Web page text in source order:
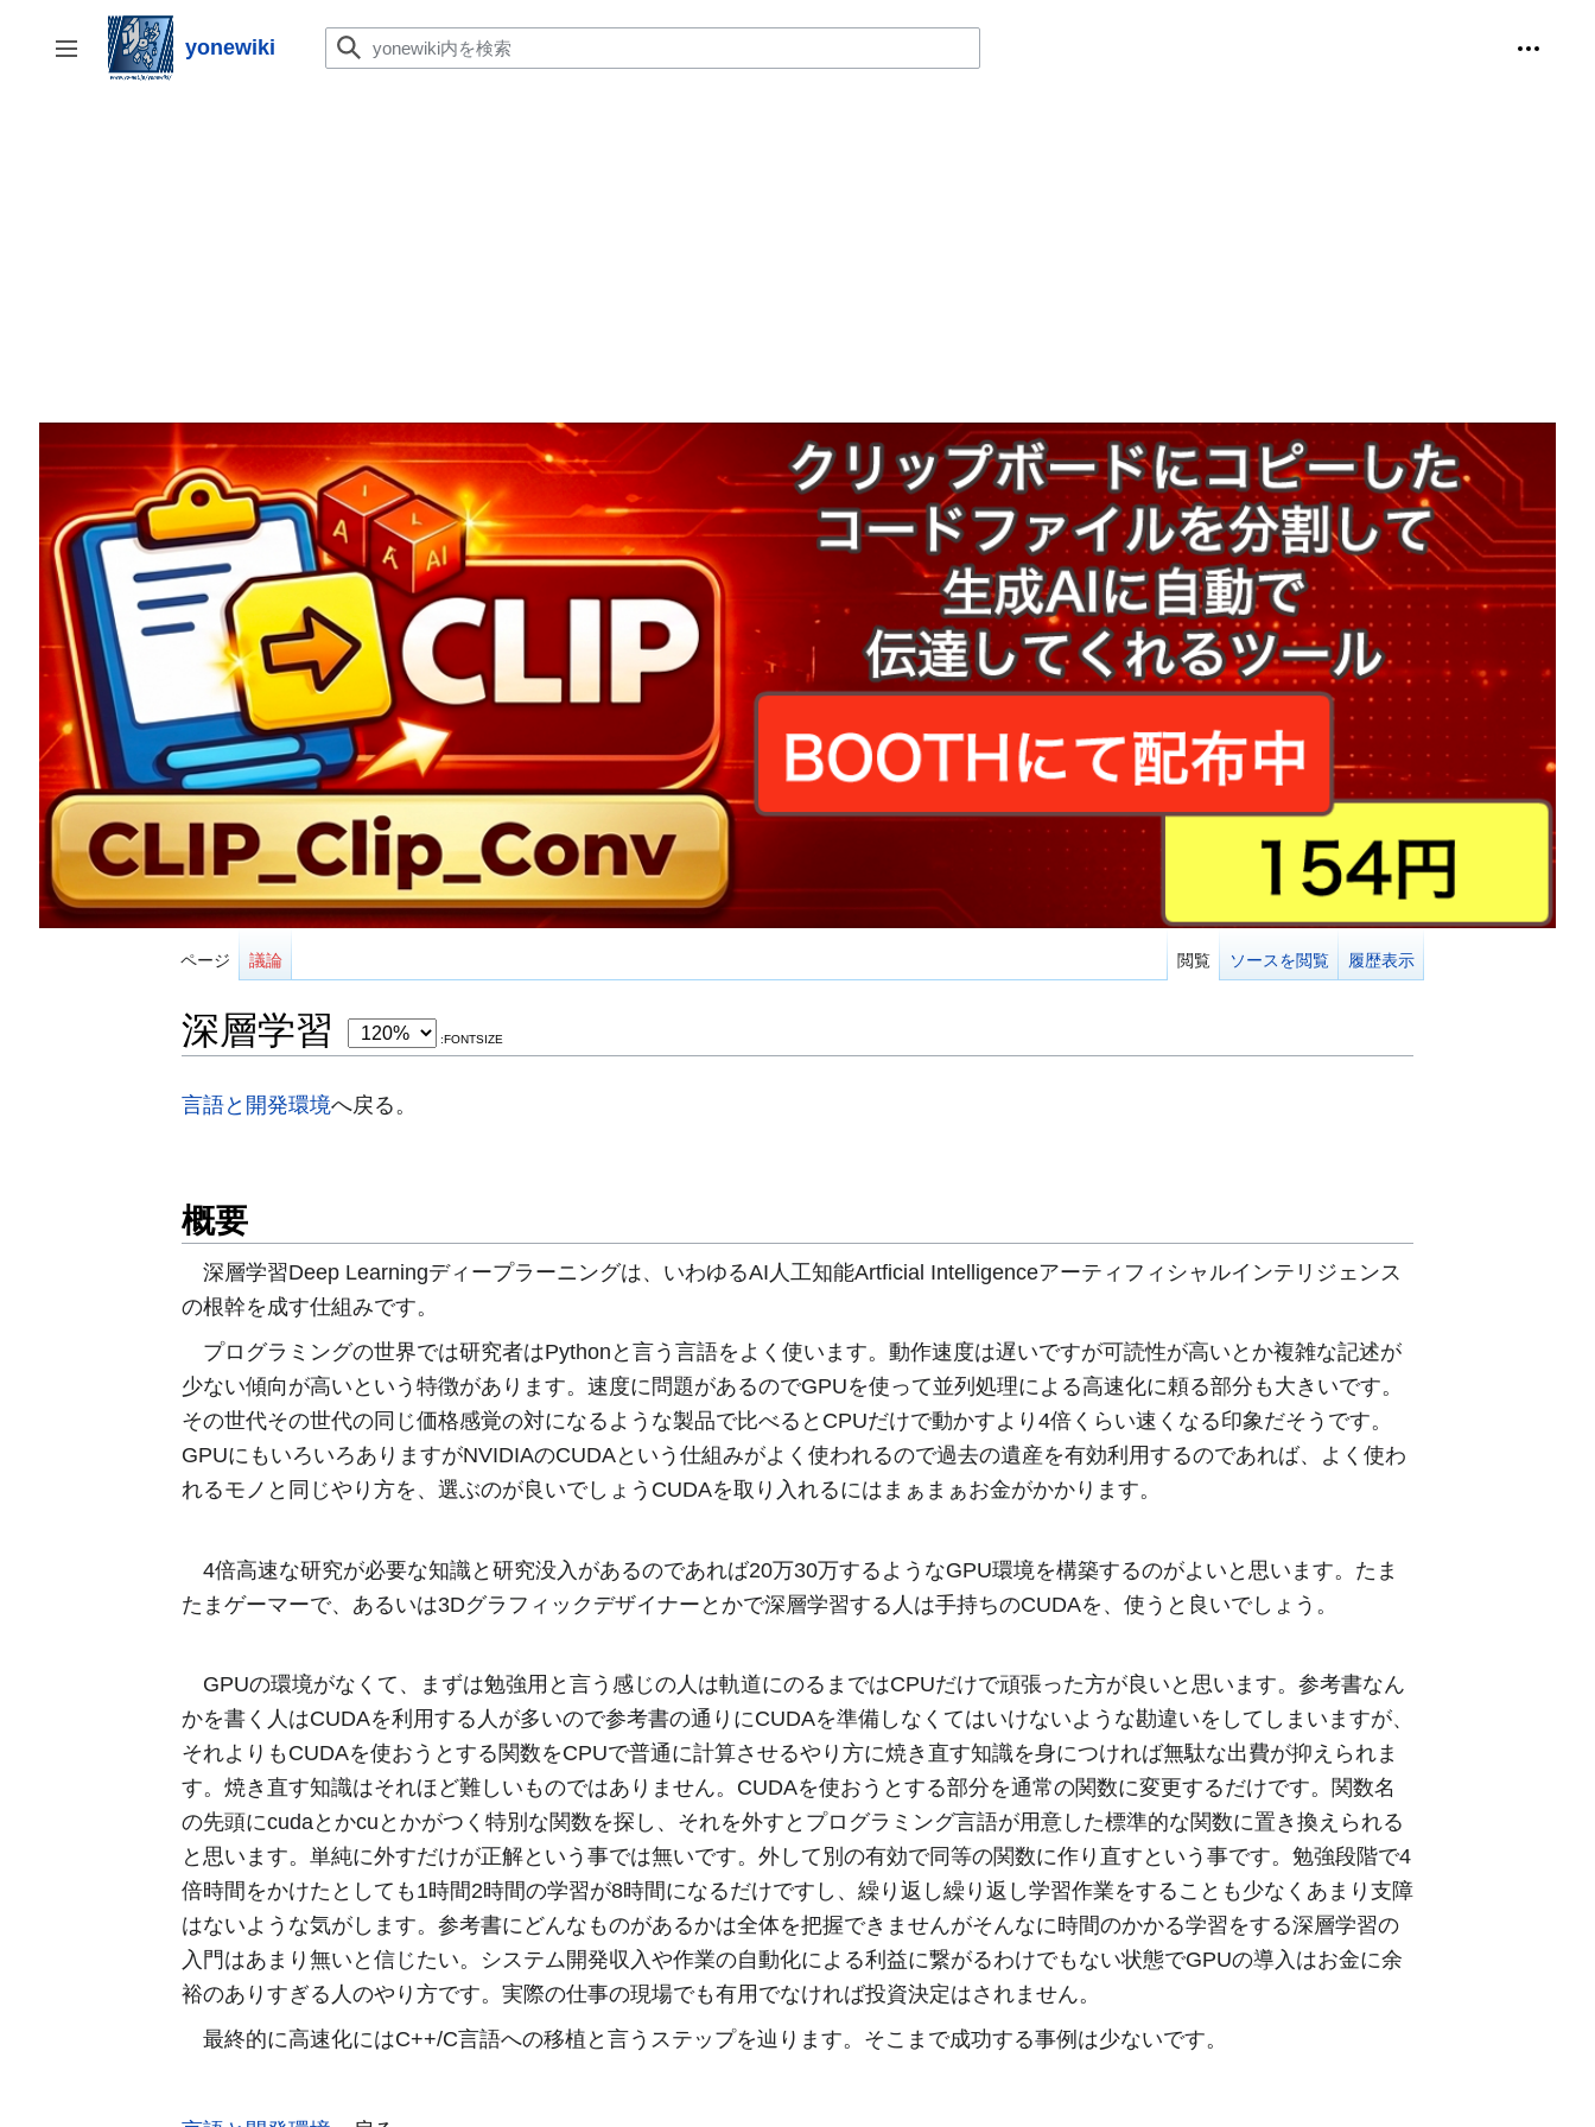
ン
サイドバーの切り替え yonewiki
ページ 議論 閲覧 ソースを閲覧 履歴表示
深層学習 :FONTSIZE
言語と開発環境へ戻る。
概要
深層学習Deep Learningディープラーニングは、いわゆるAI人工知能Artficial Intelligenceアーティフィシャルインテリジェンス
の根幹を成す仕組みです。
プログラミングの世界では研究者はPythonと言う言語をよく使います。動作速度は遅いですが可読性が高いとか複雑な記述が
少ない傾向が高いという特徴があります。速度に問題があるのでGPUを使って並列処理による高速化に頼る部分も大きいです。
その世代その世代の同じ価格感覚の対になるような製品で比べるとCPUだけで動かすより4倍くらい速くなる印象だそうです。
GPUにもいろいろありますがNVIDIAのCUDAという仕組みがよく使われるので過去の遺産を有効利用するのであれば、よく使わ
れるモノと同じやり方を、選ぶのが良いでしょうCUDAを取り入れるにはまぁまぁお金がかかります。
4倍高速な研究が必要な知識と研究没入があるのであれば20万30万するようなGPU環境を構築するのがよいと思います。たま
たまゲーマーで、あるいは3Dグラフィックデザイナーとかで深層学習する人は手持ちのCUDAを、使うと良いでしょう。
GPUの環境がなくて、まずは勉強用と言う感じの人は軌道にのるまではCPUだけで頑張った方が良いと思います。参考書なん
かを書く人はCUDAを利用する人が多いので参考書の通りにCUDAを準備しなくてはいけないような勘違いをしてしまいますが、
それよりもCUDAを使おうとする関数をCPUで普通に計算させるやり方に焼き直す知識を身につければ無駄な出費が抑えられま
す。焼き直す知識はそれほど難しいものではありません。CUDAを使おうとする部分を通常の関数に変更するだけです。関数名
の先頭にcudaとかcuとかがつく特別な関数を探し、それを外すとプログラミング言語が用意した標準的な関数に置き換えられる
と思います。単純に外すだけが正解という事では無いです。外して別の有効で同等の関数に作り直すという事です。勉強段階で4
倍時間をかけたとしても1時間2時間の学習が8時間になるだけですし、繰り返し繰り返し学習作業をすることも少なくあまり支障
はないような気がします。参考書にどんなものがあるかは全体を把握できませんがそんなに時間のかかる学習をする深層学習の
入門はあまり無いと信じたい。システム開発収入や作業の自動化による利益に繋がるわけでもない状態でGPUの導入はお金に余
裕のありすぎる人のやり方です。実際の仕事の現場でも有用でなければ投資決定はされません。
最終的に高速化にはC++/C言語への移植と言うステップを辿ります。そこまで成功する事例は少ないです。